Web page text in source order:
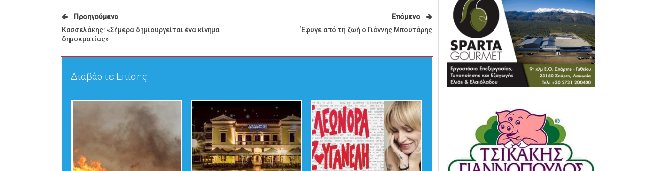
Προηγούμενο
Κασσελάκης: «Σήμερα δημιουργείται ένα κίνημα
δημοκρατίας»
Επόμενο
Έφυγε από τη ζωή ο Γιάννης Μπουτάρης
Διαβάστε Επίσης: